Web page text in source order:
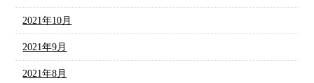
2021年10月
2021年9月
2021年8月